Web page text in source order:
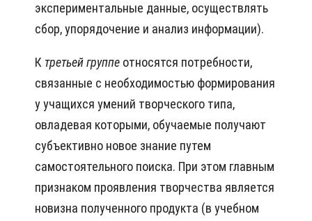
экспериментальные данные, осуществлять
сбор, упорядочение и анализ информации).
К третьей группе относятся потребности,
связанные с необходимостью формирования
у учащихся умений творческого типа,
овладевая которыми, обучаемые получают
субъективно новое знание путем
самостоятельного поиска. При этом главным
признаком проявления творчества является
новизна полученного продукта (в учебном